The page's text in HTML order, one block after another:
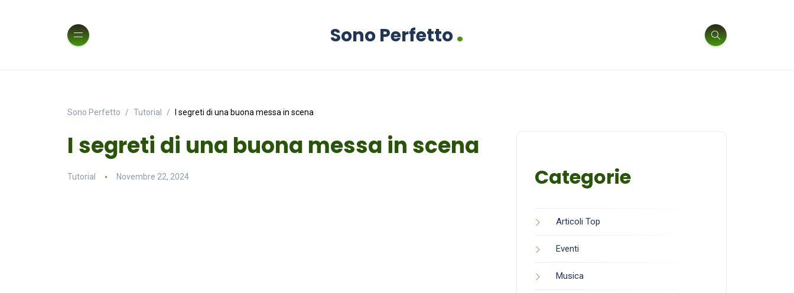
Sono Perfetto.
Sono Perfetto Tutorial I segreti di una buona messa in scena
I segreti di una buona messa in scena
Tutorial Novembre 22, 2024 Categorie
Articoli Top
Eventi
Musica